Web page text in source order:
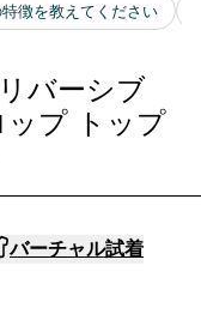
バーシブ
ップ トップ
バーチャル試着